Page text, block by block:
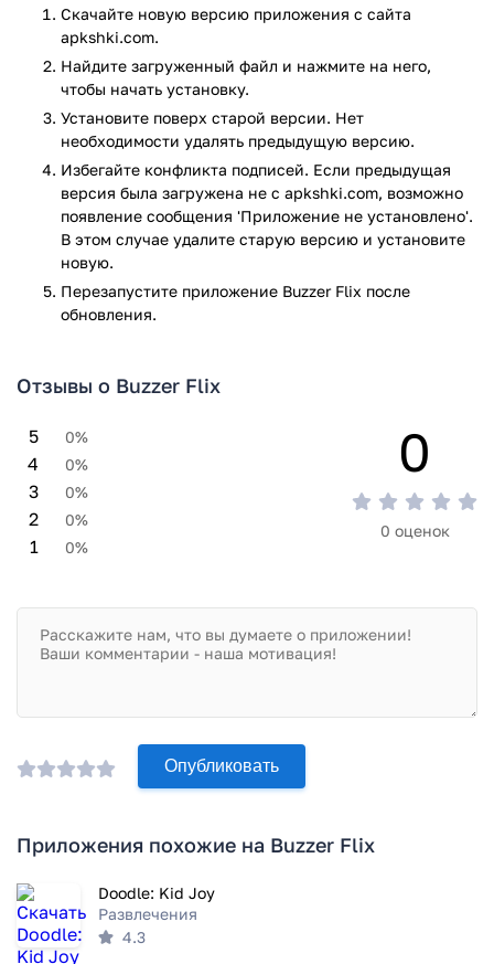
Скачайте новую версию приложения с сайта
apkshki.com.
Найдите загруженный файл и нажмите на него,
чтобы начать установку.
Установите поверх старой версии. Нет
необходимости удалять предыдущую версию.
Избегайте конфликта подписей. Если предыдущая
версия была загружена не с apkshki.com, возможно
появление сообщения 'Приложение не установлено'.
В этом случае удалите старую версию и установите
новую.
Перезапустите приложениe Buzzer Flix после
обновления.
Отзывы о Buzzer Flix
1 0%
2 0%
3 0%
4 0%
5 0% 0
0 оценок
Опубликовать
Приложения похожие на Buzzer Flix
Doodle: Kid Joy
Развлечения
4.3